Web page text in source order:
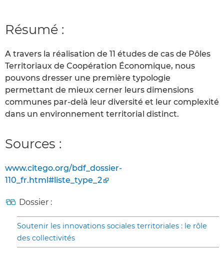
Résumé :
A travers la réalisation de 11 études de cas de Pôles
Territoriaux de Coopération Économique, nous
pouvons dresser une première typologie
permettant de mieux cerner leurs dimensions
communes par-delà leur diversité et leur complexité
dans un environnement territorial distinct.
Sources :
www.citego.org/bdf_dossier-
110_fr.html#liste_type_2
Dossier :
Soutenir les innovations sociales territoriales : le rôle
des collectivités